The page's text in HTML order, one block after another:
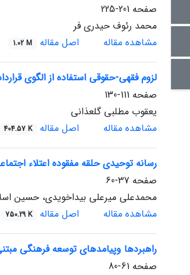
صفحه 201-225
محمد رئوف حیدری فر
مشاهده مقاله
اصل مقاله 1.02 M
لزوم فقهی-حقوقی استفاده از الگوی
صفحه 111-130
یعقوب مطلبی گلعذانی
مشاهده مقاله
اصل مقاله 404.57 K
رسانه توحیدی حلقه مفقوده اعتلاء اجتماعی با
صفحه 37-60
محمدعلی میرعلی بیداخویدی، حسین
مشاهده مقاله
اصل مقاله 750.29 K
راهبردها وپیامدهای توسعه فرهنگی
صفحه 61-80